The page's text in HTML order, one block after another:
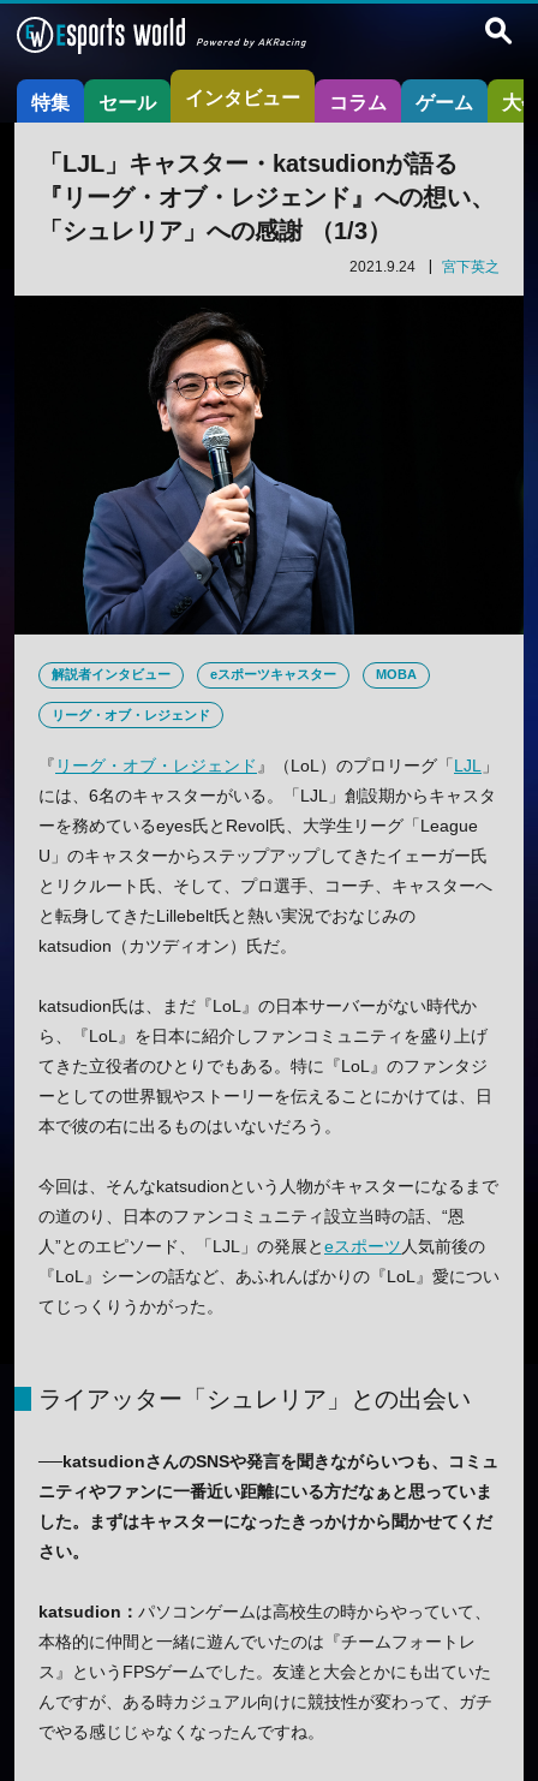
特集 セール インタビュー コラム ゲーム 大
「LJL」キャスター・katsudionが語る
『リーグ・オブ・レジェンド』への想い、
「シュレリア」への感謝 （1/3）
2021.9.24 宮下英之
解説者インタビュー eスポーツキャスター MOBA
リーグ・オブ・レジェンド
『 リーグ・オブ・レジェンド 』（LoL）のプロリーグ「LJL 」
には、6名のキャスターがいる。「LJL」創設期からキャスタ
ーを務めているeyes氏とRevol氏、大学生リーグ「League
U」のキャスターからステップアップしてきたイェーガー氏
とリクルート氏、そして、プロ選手、コーチ、キャスターへ
と転身してきたLillebelt氏と熱い実況でおなじみの
katsudion（カツディオン）氏だ。
katsudion氏は、まだ『LoL』の日本サーバーがない時代か
ら、『LoL』を日本に紹介しファンコミュニティを盛り上げ
てきた立役者のひとりでもある。特に『LoL』のファンタジ
ーとしての世界観やストーリーを伝えることにかけては、日
本で彼の右に出るものはいないだろう。
今回は、そんなkatsudionという人物がキャスターになるまで
の道のり、日本のファンコミュニティ設立当時の話、“恩
人”とのエピソード、「LJL」の発展とeスポーツ人気前後の
『LoL』シーンの話など、あふれんばかりの『LoL』愛につい
てじっくりうかがった。
ライアッター「シュレリア」との出会い
──katsudionさんのSNSや発言を聞きながらいつも、コミュ
ニティやファンに一番近い距離にいる方だなぁと思っていま
した。まずはキャスターになったきっかけから聞かせてくだ
さい。
katsudion： パソコンゲームは高校生の時からやっていて、
本格的に仲間と一緒に遊んでいたのは『チームフォートレ
ス』というFPSゲームでした。友達と大会とかにも出ていた
んですが、ある時カジュアル向けに競技性が変わって、ガチ
でやる感じじゃなくなったんですね。